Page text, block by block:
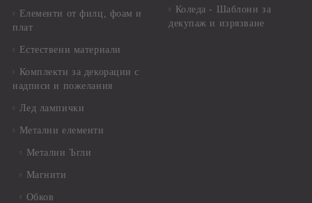
Елементи от филц, фоам и
плат
Естествени материали
Комплекти за декорации с
надписи и пожелания
Лед лампички
Метални елементи
Метални Ъгли
Магнити
Обков
Коледа - Шаблони за
декупаж и изрязване